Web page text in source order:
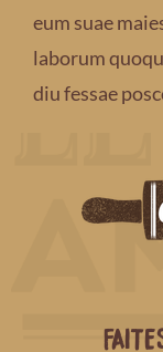
eum suae
laborum
diu fessae